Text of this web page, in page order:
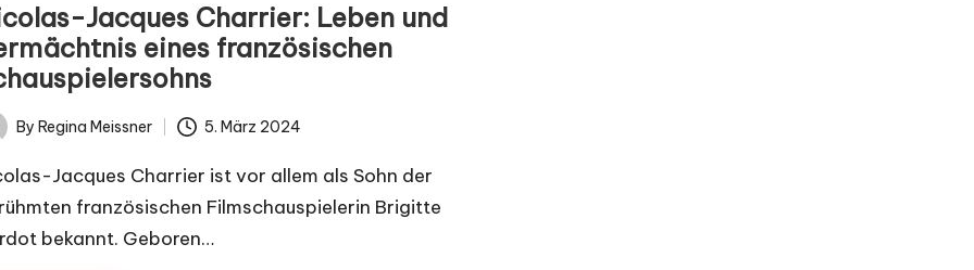
Jacques Charrier: Leben und
eines französischen
By Regina Meissner 5. März 2024
Jacques Charrier ist vor allem als Sohn der
französischen Filmschauspielerin Brigitte
bekannt. Geboren…